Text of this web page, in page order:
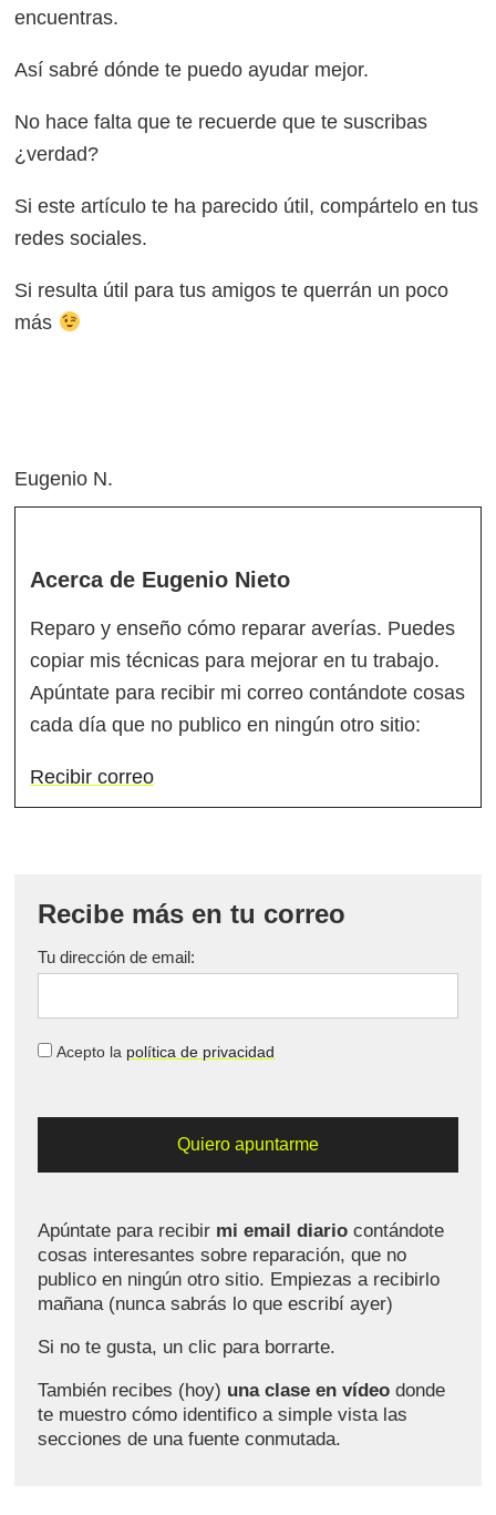
encuentras.
Así sabré dónde te puedo ayudar mejor.
No hace falta que te recuerde que te suscribas
¿verdad?
Si este artículo te ha parecido útil, compártelo en tus
redes sociales.
Si resulta útil para tus amigos te querrán un poco
más
Eugenio N.
Acerca de Eugenio Nieto
Reparo y enseño cómo reparar averías. Puedes
copiar mis técnicas para mejorar en tu trabajo.
Apúntate para recibir mi correo contándote cosas
cada día que no publico en ningún otro sitio:
Recibir correo
Recibe más en tu correo
Tu dirección de email:
Acepto la política de privacidad
Apúntate para recibir mi email diario contándote
cosas interesantes sobre reparación, que no
publico en ningún otro sitio. Empiezas a recibirlo
mañana (nunca sabrás lo que escribí ayer)
Si no te gusta, un clic para borrarte.
También recibes (hoy) una clase en vídeo donde
te muestro cómo identifico a simple vista las
secciones de una fuente conmutada.